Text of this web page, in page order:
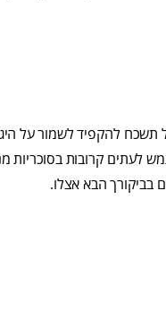
תשכח להקפיד לשמור על
לעתים קרובות בסוכריות
בביקורך הבא אצלו.